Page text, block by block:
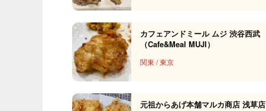
カフェアンドミール ムジ 渋谷西武
（Cafe&Meal MUJI）
関東 /東京
元祖からあげ本舗マルカ商店 浅草店